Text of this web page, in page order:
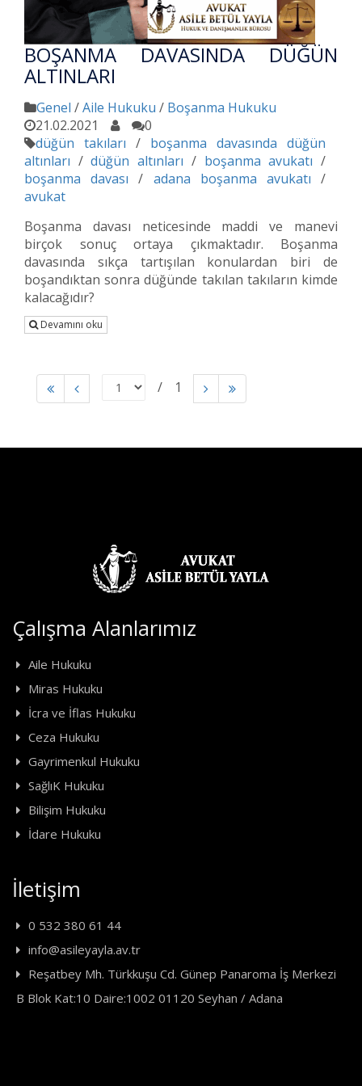
BOŞANMA DAVASINDA DÜĞÜN
ALTINLARI
Genel /Aile Hukuku / Boşanma Hukuku
21.02.2021
0
düğün takıları / boşanma davasında düğün
altınları /düğün altınları / boşanma avukatı /
boşanma davası / adana boşanma avukatı /
avukat
Boşanma davası neticesinde maddi ve manevi
birçok sonuç ortaya çıkmaktadır. Boşanma
davasında sıkça tartışılan konulardan biri de
boşandıktan sonra düğünde takılan takıların kimde
kalacağıdır?
Devamını oku
1
Çalışma Alanlarımız
Aile Hukuku
Miras Hukuku
İcra ve İflas Hukuku
Ceza Hukuku
Gayrimenkul Hukuku
SağlıK Hukuku
Bilişim Hukuku
İdare Hukuku
İletişim
0 532 380 61 44
info@asileyayla.av.tr
Reşatbey Mh. Türkkuşu Cd. Günep Panaroma İş Merkezi
B Blok Kat:10 Daire:1002 01120 Seyhan / Adana